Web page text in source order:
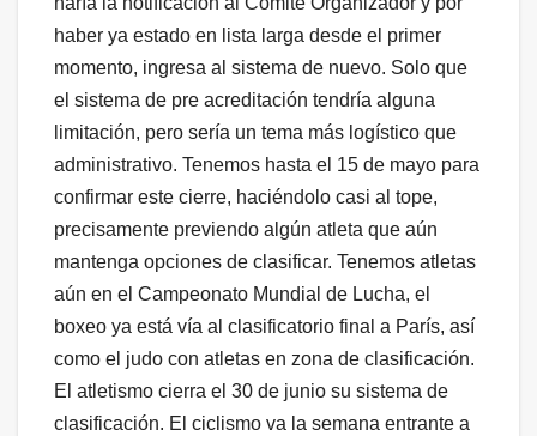
haber ya estado en lista larga desde el primer
momento, ingresa al sistema de nuevo. Solo que
el sistema de pre acreditación tendría alguna
limitación, pero sería un tema más logístico que
administrativo. Tenemos hasta el 15 de mayo para
confirmar este cierre, haciéndolo casi al tope,
precisamente previendo algún atleta que aún
mantenga opciones de clasificar. Tenemos atletas
aún en el Campeonato Mundial de Lucha, el
boxeo ya está vía al clasificatorio final a París, así
como el judo con atletas en zona de clasificación.
El atletismo cierra el 30 de junio su sistema de
clasificación. El ciclismo va la semana entrante a